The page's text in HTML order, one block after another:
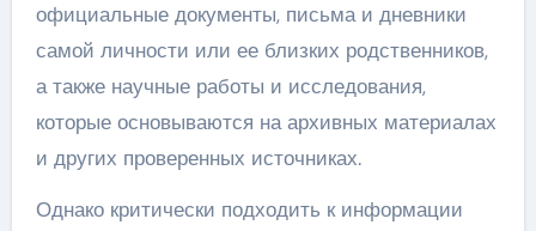
официальные документы, письма и дневники
самой личности или ее близких родственников,
а также научные работы и исследования,
которые основываются на архивных материалах
и других проверенных источниках.
Однако критически подходить к информации